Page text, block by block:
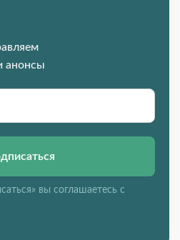
анонсы
вы соглашаетесь с